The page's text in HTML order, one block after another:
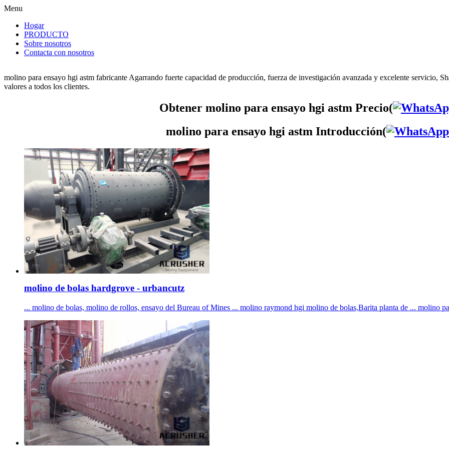
Menu
Hogar
PRODUCTO
Sobre nosotros
Contacta con nosotros
molino para ensayo hgi astm fabricante Agarrando fuerte capacidad de producción, fuerza de investigación avanzada y excelente servicio,
valores a todos los clientes.
Obtener molino para ensayo hgi astm Precio(
molino para ensayo hgi astm Introducción(
molino de bolas hardgrove - urbancutz
... molino de bolas, molino de rollos, ensayo del Bureau of Mines ... molino raymond hgi molino de bolas,Barita planta de ... molino